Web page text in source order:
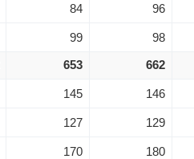
84 96
99 98
653 662
145 146
127 129
170 180